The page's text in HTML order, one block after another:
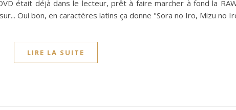
était déjà dans le lecteur, prêt à faire marcher à fond la
Oui bon, en caractères latins ça donne "Sora no Iro, Mizu no
LIRE LA SUITE